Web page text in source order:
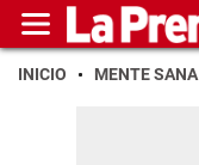
INICIO MENTE SANA